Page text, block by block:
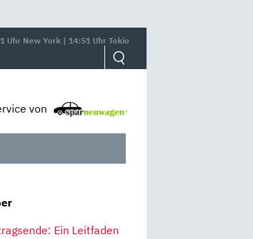
Uhr New York | 14:51 Uhr Tokio
von
Ein Leitfaden